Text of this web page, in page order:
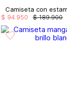
$ 189.900
$ 94 950